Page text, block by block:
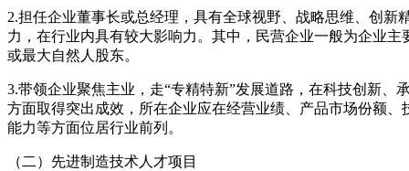
2.担任企业董事长或总经理，具有全球视野、战略思维、创新
力，在行业内具有较大影响力。其中，民营企业一般为企业主
或最大自然人股东。
3.带领企业聚焦主业，走“专精特新”发展道路，在科技创新、
方面取得突出成效，所在企业应在经营业绩、产品市场份额、
能力等方面位居行业前列。
（二）先进制造技术人才项目